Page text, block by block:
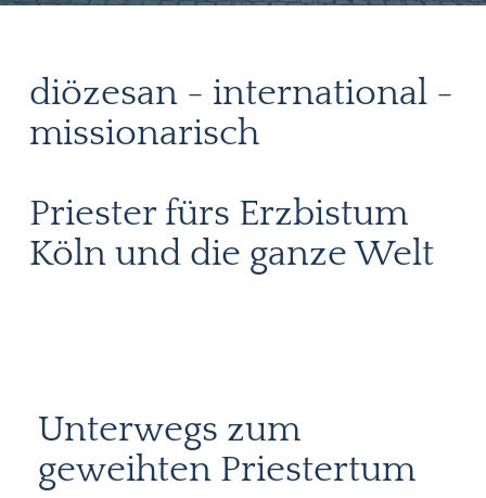
diözesan - international -
missionarisch
Priester fürs Erzbistum
Köln und die ganze Welt
Unterwegs zum
geweihten Priestertum